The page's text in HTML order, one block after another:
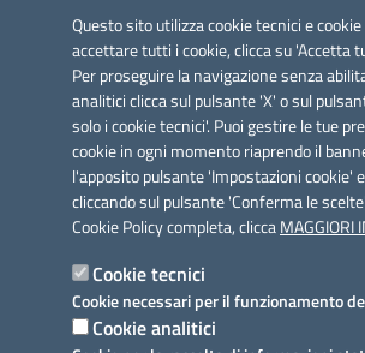
Questo sito utilizza cookie tecnici e
accettare tutti i cookie, clicca su 'Accetta
Per proseguire la navigazione senza
analitici clicca sul pulsante 'X' o sul
solo i cookie tecnici'. Puoi gestire le tue
cookie in ogni momento riaprendo il
l'apposito pulsante 'Impostazioni cookie'
cliccando sul pulsante 'Conferma le
Cookie Policy completa, cliccaMAGGIORI
Cookie tecnici
Cookie necessari per il funzionamento
Cookie analitici
Azione 2.3.
Link utili
Informativa privacy
Dichiarazione di accessibilità
Note legali